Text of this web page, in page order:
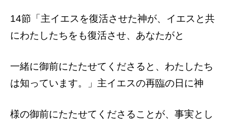
14節「主イエスを復活させた神が、イエス と共
にわたしたちをも復活させ、あなたがと
一緒に御前にたたせてくださると、わたしたち
は知っています。」主イエスの再臨の日に神
様の御前にたたせてくださることが、事実と し